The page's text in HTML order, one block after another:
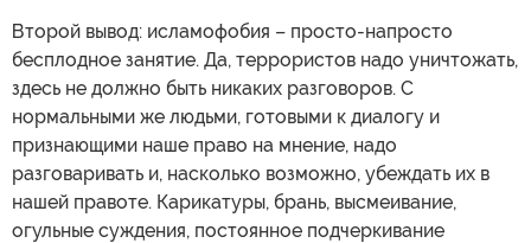
Второй вывод: исламофобия – просто-напросто
бесплодное занятие. Да, террористов надо уничтожать,
здесь не должно быть никаких разговоров. С
нормальными же людьми, готовыми к диалогу и
признающими наше право на мнение, надо
разговаривать и, насколько возможно, убеждать их в
нашей правоте. Карикатуры, брань, высмеивание,
огульные суждения, постоянное подчеркивание